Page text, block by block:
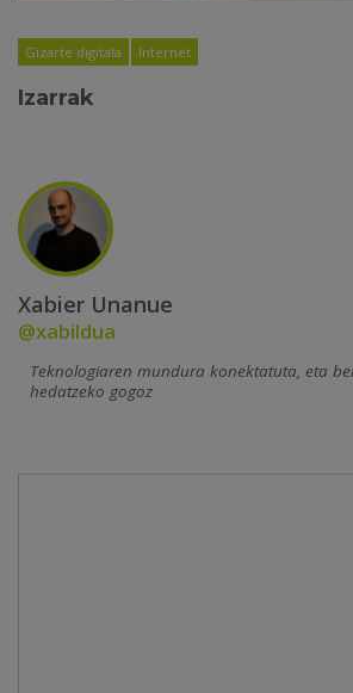
Gizarte digitala Internet
Izarrak
Xabier Unanue
@xabildua
Teknologiaren mundura konektatuta, eta
hedatzeko gogoz